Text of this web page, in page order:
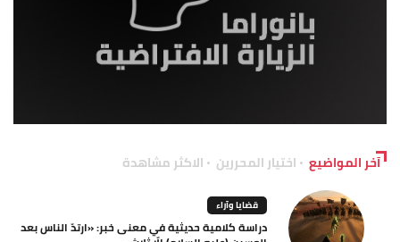
آخر المواضيع اختيار المحررين الاكثر مشاهدة
قضايا وآراء
دراسة كلامية حديثية في معنى خبر: «ارتدّ الناس بعد